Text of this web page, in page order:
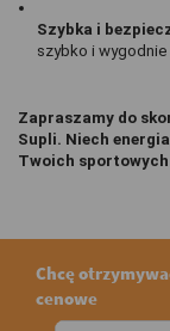
Szybka i
szybko i
Zapraszamy do
Supli. Niech
Twoich sportowych
Chcę
cenowe